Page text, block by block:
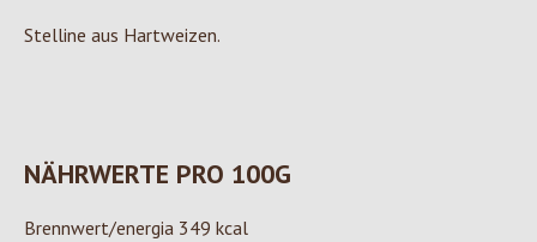
Stelline aus Hartweizen.
NÄHRWERTE PRO 100G
Brennwert/energia 349 kcal